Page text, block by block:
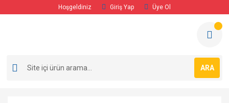
Hoşgeldiniz Giriş Yap Üye Ol
ARA